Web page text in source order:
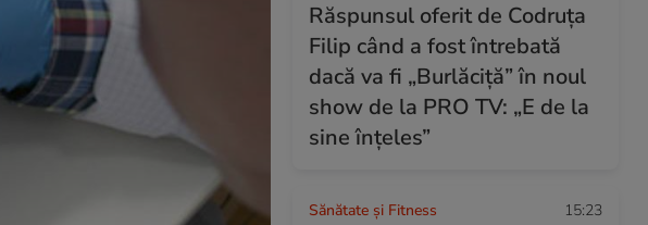
Răspunsul oferit de Codruța
Filip când a fost întrebată
dacă va fi „Burlăciță” în noul
show de la PRO TV: „E de la
sine înțeles”
Sănătate și Fitness 15:23